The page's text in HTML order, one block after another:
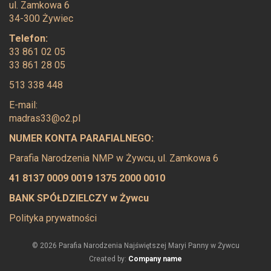
ul. Zamkowa 6
34-300 Żywiec
Telefon:
33 861 02 05
33 861 28 05
513 338 448
E-mail:
madras33@o2.pl
NUMER KONTA PARAFIALNEGO:
Parafia Narodzenia NMP w Żywcu, ul. Zamkowa 6
41 8137 0009 0019 1375 2000 0010
BANK SPÓŁDZIELCZY w Żywcu
Polityka prywatności
© 2026 Parafia Narodzenia Najświętszej Maryi Panny w Żywcu
Created by: Company name